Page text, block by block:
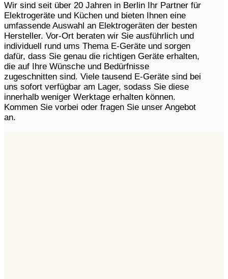
Wir sind seit über 20 Jahren in Berlin Ihr Partner für
Elektrogeräte und Küchen und bieten Ihnen eine
umfassende Auswahl an Elektrogeräten der besten
Hersteller. Vor-Ort beraten wir Sie ausführlich und
individuell rund ums Thema E-Geräte und sorgen
dafür, dass Sie genau die richtigen Geräte erhalten,
die auf Ihre Wünsche und Bedürfnisse
zugeschnitten sind. Viele tausend E-Geräte sind bei
uns sofort verfügbar am Lager, sodass Sie diese
innerhalb weniger Werktage erhalten können.
Kommen Sie vorbei oder fragen Sie unser Angebot
an.